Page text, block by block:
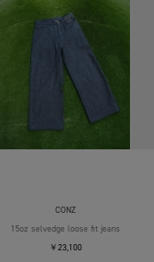
CONZ
15oz selvedge loose fit jeans
￥23,100